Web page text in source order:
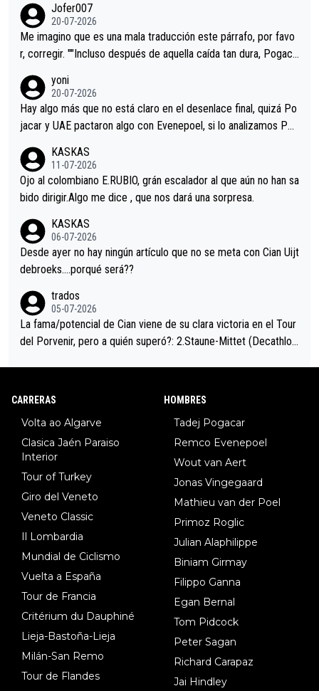
Minguez, Velez etc etc.Me da pena vivir estos momentos tan
tristes sin victorias.
Jofer007
20-07-2026
Me imagino que es una mala traducción este párrafo, por favo
r, corregir. ""Incluso después de aquella caída tan dura, Pogaca
permaneció pegado a su rueda. Parecía increíble la forma en l
a que era capaz de controlar el miedo", recordó."
yoni
20-07-2026
Hay algo más que no está claro en el desenlace final, quizá Po
jacar y UAE pactaron algo con Evenepoel, si lo analizamos Poj
i sin pedalear, luego está el saludo con Evenepoel dándose la
mano de una manera muy fraternal, más allá de los típicos toqu
es en el hombro con que saludaba a Vingegard. Ahí hubo una in
eta, a ver si por querer poner a Del Toro con calzador en posi
ción de podio UAE y Pojacar se van complicar el tour.
KASKAS
11-07-2026
Ojo al colombiano E.RUBIO, grán escalador al que aún no han sa
bido dirigir.Algo me dice , que nos dará una sorpresa.
KASKAS
06-07-2026
Desde ayer no hay ningún artículo que no se meta con Cian Uijt
debroeks….porqué será??
trados
05-07-2026
La fama/potencial de Cian viene de su clara victoria en el Tour
del Porvenir, pero a quién superó?: 2.Staune-Mittet (Decathlon,
CARRERAS
Volta ao Algarve
Clasica Jaén Paraiso
Interior
Tour of Turkey
Giro del Veneto
Veneto Classic
Il Lombardia
Mundial de Ciclismo
Vuelta a España
Tour de Francia
Critérium du Dauphiné
Lieja-Bastoña-Lieja
Milán-San Remo
Tour de Flandes
HOMBRES
Tadej Pogacar
Remco Evenepoel
Wout van Aert
Jonas Vingegaard
Mathieu van der Poel
Primoz Roglic
Julian Alaphilippe
Biniam Girmay
Filippo Ganna
Egan Bernal
Tom Pidcock
Peter Sagan
Richard Carapaz
Jai Hindley